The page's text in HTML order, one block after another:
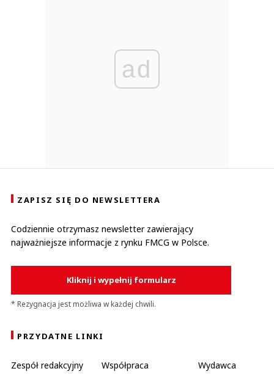
ad
ZAPISZ SIĘ DO NEWSLETTERA
Codziennie otrzymasz newsletter zawierający
najważniejsze informacje z rynku FMCG w Polsce.
Kliknij i wypełnij formularz
* Rezygnacja jest możliwa w każdej chwili.
PRZYDATNE LINKI
Zespół redakcyjny Współpraca
Wydawca